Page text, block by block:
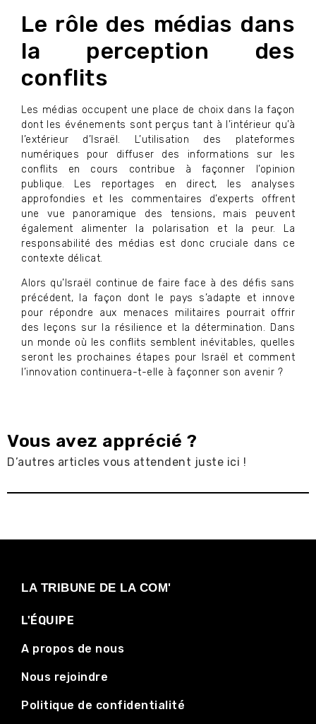
Le rôle des médias dans
la perception des
conflits
Les médias occupent une place de choix dans la façon
dont les événements sont perçus tant à l’intérieur qu’à
l’extérieur d’Israël. L’utilisation des plateformes
numériques pour diffuser des informations sur les
conflits en cours contribue à façonner l’opinion
publique. Les reportages en direct, les analyses
approfondies et les commentaires d’experts offrent
une vue panoramique des tensions, mais peuvent
également alimenter la polarisation et la peur. La
responsabilité des médias est donc cruciale dans ce
contexte délicat.
Alors qu’Israël continue de faire face à des défis sans
précédent, la façon dont le pays s’adapte et innove
pour répondre aux menaces militaires pourrait offrir
des leçons sur la résilience et la détermination. Dans
un monde où les conflits semblent inévitables, quelles
seront les prochaines étapes pour Israël et comment
l’innovation continuera-t-elle à façonner son avenir ?
Vous avez apprécié ?
D’autres articles vous attendent juste ici !
LA TRIBUNE DE LA COM'
L'ÉQUIPE
A propos de nous
Nous rejoindre
Politique de confidentialité